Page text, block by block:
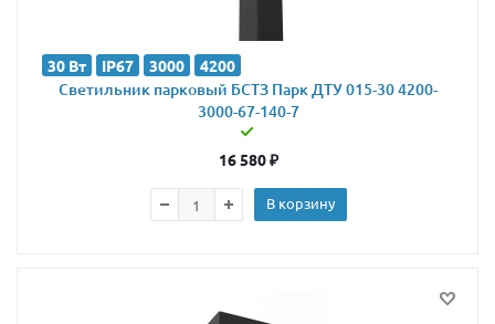
30 Вт IP67 3000 4200
Светильник парковый БСТЗ Парк ДТУ 015-30 4200-
3000-67-140-7
16 580₽
В корзину